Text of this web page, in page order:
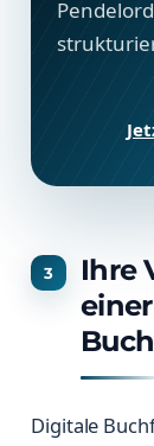
Ihre
Digitale